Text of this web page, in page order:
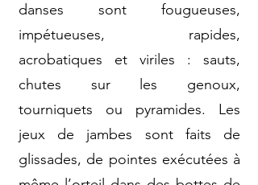
danses sont fougueuses,
impétueuses, rapides,
acrobatiques et viriles : sauts,
chutes sur les genoux,
tourniquets ou pyramides. Les
jeux de jambes sont faits de
glissades, de pointes exécutées à